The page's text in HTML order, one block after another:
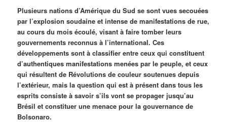
Plusieurs nations d’Amérique du Sud se sont vues secouées
par l’explosion soudaine et intense de manifestations de rue,
au cours du mois écoulé, visant à faire tomber leurs
gouvernements reconnus à l’international. Ces
développements sont à classifier entre ceux qui constituent
d’authentiques manifestations menées par le peuple, et ceux
qui résultent de Révolutions de couleur soutenues depuis
l’extérieur, mais la question qui est à présent dans tous les
esprits consiste à savoir s’ils vont se propager jusqu’au
Brésil et constituer une menace pour la gouvernance de
Bolsonaro.